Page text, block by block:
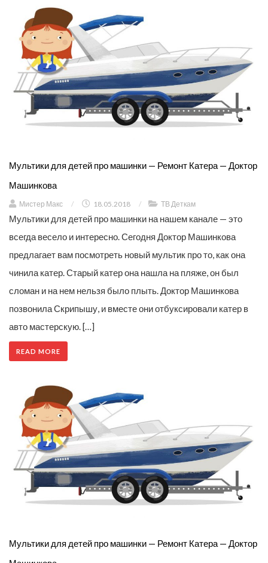
Мультики для детей про машинки — Ремонт Катера — Доктор
Машинкова
Мистер Макс / 18.05.2018 / ТВ Деткам
Мультики для детей про машинки на нашем канале — это
всегда весело и интересно. Сегодня Доктор Машинкова
предлагает вам посмотреть новый мультик про то, как она
чинила катер. Старый катер она нашла на пляже, он был
сломан и на нем нельзя было плыть. Доктор Машинкова
позвонила Скрипышу, и вместе они отбуксировали катер в
авто мастерскую. […]
READ MORE
Мультики для детей про машинки — Ремонт Катера — Доктор